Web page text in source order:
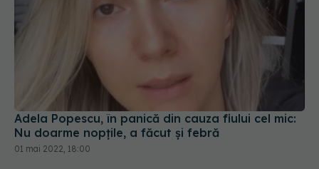
Adela Popescu, în panică din cauza fiului cel mic:
Nu doarme nopțile, a făcut și febră
01 mai 2022, 18:00